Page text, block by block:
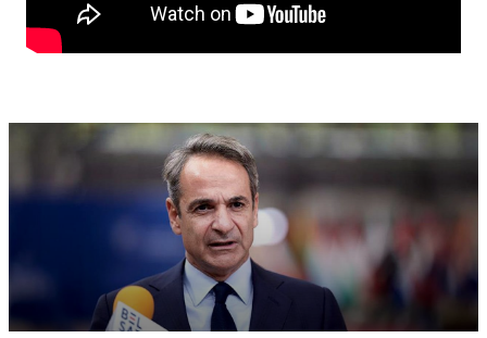
δημιουργεί μακροοικονομικούς κινδύνους.»